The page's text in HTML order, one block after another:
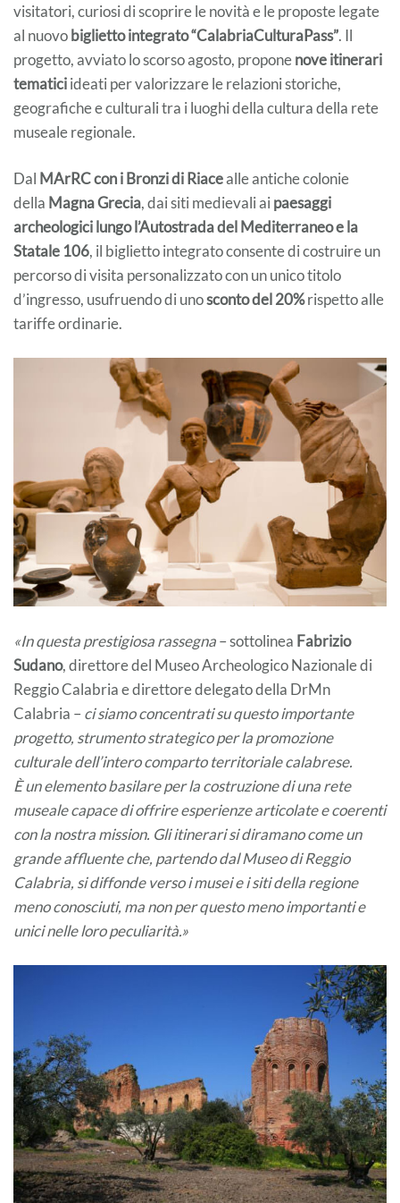
visitatori, curiosi di scoprire le novità e le proposte legate
al nuovobiglietto integrato “CalabriaCulturaPass”. Il
progetto, avviato lo scorso agosto, proponenove itinerari
tematiciideati per valorizzare le relazioni storiche,
geografiche e culturali tra i luoghi della cultura della rete
museale regionale.
Dal MArRC con i Bronzi di Riacealle antiche colonie
della Magna Grecia, dai siti medievali ai paesaggi
archeologici lungo l’Autostrada del Mediterraneo e la
Statale 106, il biglietto integrato consente di costruire un
percorso di visita personalizzato con un unico titolo
d’ingresso, usufruendo di unosconto del 20%rispetto alle
tariffe ordinarie.
«In questa prestigiosa rassegna– sottolinea Fabrizio
Sudano, direttore del Museo Archeologico Nazionale di
Reggio Calabria e direttore delegato della DrMn
Calabria – ci siamo concentrati su questo importante
progetto, strumento strategico per la promozione
culturale dell’intero comparto territoriale calabrese.
È un elemento basilare per la costruzione di una rete
museale capace di offrire esperienze articolate e coerenti
con la nostra mission. Gli itinerari si diramano come un
grande affluente che, partendo dal Museo di Reggio
Calabria, si diffonde verso i musei e i siti della regione
meno conosciuti, ma non per questo meno importanti e
unici nelle loro peculiarità.»